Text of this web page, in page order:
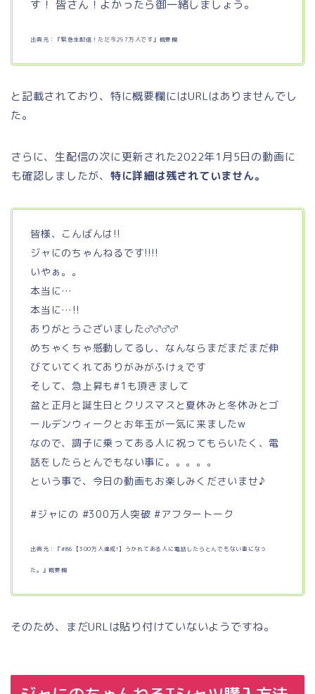
す！ 皆さん！よかったら御一緒しましょう。
出典元：『緊急生配信！ただ今297万人です』概要欄
と記載されており、特に概要欄にはURLはありませんでし
た。
さらに、生配信の次に更新された2022年1月5日の動画に
も確認しましたが、 特に詳細は残されていません。
皆様、こんばんは!!
ジャにのちゃんねるです!!!!
いやぁ。。
本当に…
本当に…!!
ありがとうございました‍♂️‍♂️‍♂️‍♂️
めちゃくちゃ感動してるし、なんならまだまだまだ伸
びていてくれてありがみがふけぇです
そして、急上昇も#1も頂きまして
盆と正月と誕生日とクリスマスと夏休みと冬休みとゴ
ールデンウィークとお年玉が一気に来ましたw
なので、調子に乗ってある人に祝ってもらいたく、電
話をしたらとんでもない事に。。。。。
という事で、今日の動画もお楽しみくださいませ♪
#ジャにの #300万人突破 #アフタートーク
出典元：『#86【300万人達成!】うかれてある人に電話したらとんでもない事になっ
た。』概要欄
そのため、まだURLは貼り付けていないようですね。